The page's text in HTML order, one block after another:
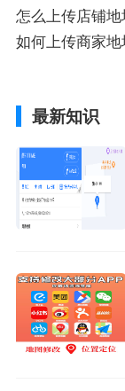
怎么上传店铺
要钱吗
如何上传商家地
最新知识